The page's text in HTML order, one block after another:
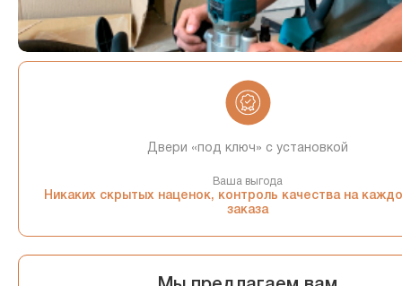
Двери «под ключ» с установкой
Ваша выгода
Никаких скрытых наценок, контроль качества на
заказа